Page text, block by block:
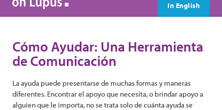
In English
Cómo Ayudar: Una Herramienta
de Comunicación
La ayuda puede presentarse de muchas formas y maneras
diferentes. Encontrar el apoyo que necesita, o brindar apoyo a
alguien que le importa, no se trata solo de cuánta ayuda se